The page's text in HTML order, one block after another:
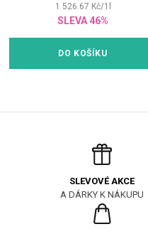
1 526.67 Kč/1
SLEVA 46%
DO KOŠÍKU
SLEVOVÉ AKCE
A DÁRKY K NÁKUPU